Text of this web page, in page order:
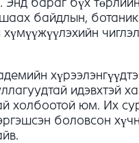
байдлын,
идэвхтэй
холбоотой юм. Их
боловсон